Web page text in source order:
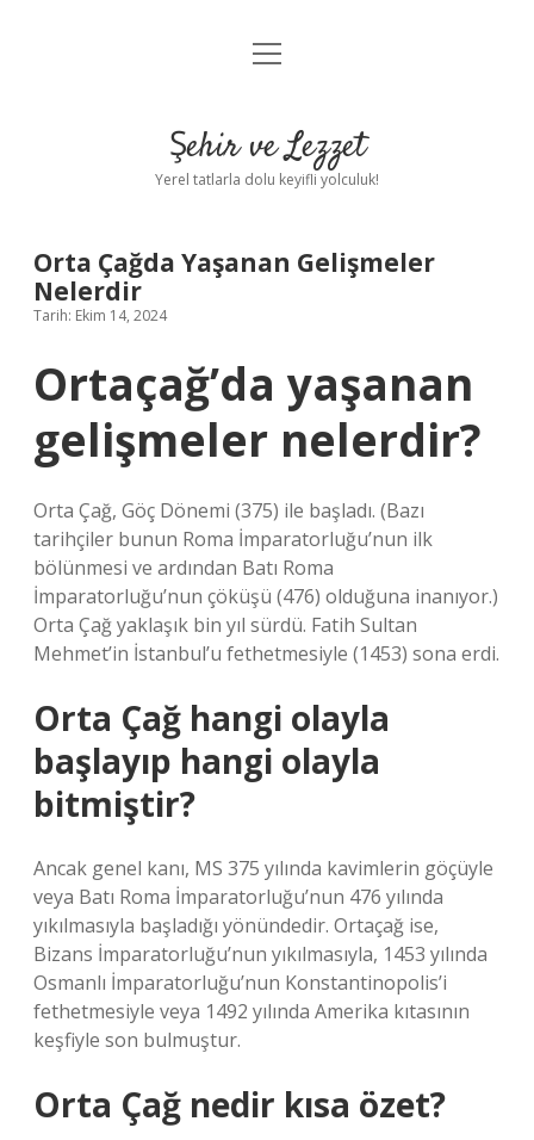
Anasayfa
Yasal Uyarı
menüyü
Şehir ve Lezzet
Yerel tatlarla dolu keyifli yolculuk!
Orta Çağda Yaşanan Gelişmeler
Nelerdir
Tarih: Ekim 14, 2024
Ortaçağ’da yaşanan
gelişmeler nelerdir?
Orta Çağ, Göç Dönemi (375) ile başladı. (Bazı
tarihçiler bunun Roma İmparatorluğu’nun ilk
bölünmesi ve ardından Batı Roma
İmparatorluğu’nun çöküşü (476) olduğuna inanıyor.)
Orta Çağ yaklaşık bin yıl sürdü. Fatih Sultan
Mehmet’in İstanbul’u fethetmesiyle (1453) sona erdi.
Orta Çağ hangi olayla
başlayıp hangi olayla
bitmiştir?
Ancak genel kanı, MS 375 yılında kavimlerin göçüyle
veya Batı Roma İmparatorluğu’nun 476 yılında
yıkılmasıyla başladığı yönündedir. Ortaçağ ise,
Bizans İmparatorluğu’nun yıkılmasıyla, 1453 yılında
Osmanlı İmparatorluğu’nun Konstantinopolis’i
fethetmesiyle veya 1492 yılında Amerika kıtasının
keşfiyle son bulmuştur.
Orta Çağ nedir kısa özet?